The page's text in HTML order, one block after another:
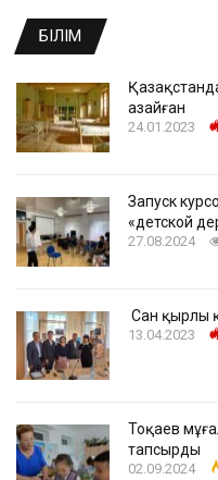
БІЛІМ
азайған
24.01.2023
Запуск
«детской
27.08.2024
Сан қырлы
13.04.2023
Тоқаев
тапсырды
02.09.2024